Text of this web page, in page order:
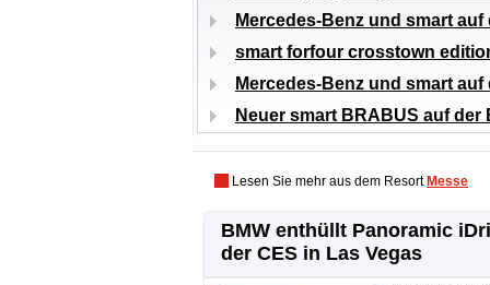
Mercedes-Benz und smart
smart forfour crosstown
Mercedes-Benz und smart
Neuer smart BRABUS auf
Lesen Sie mehr aus dem Resort Messe
BMW enthüllt Panoramic
der CES in Las Vegas